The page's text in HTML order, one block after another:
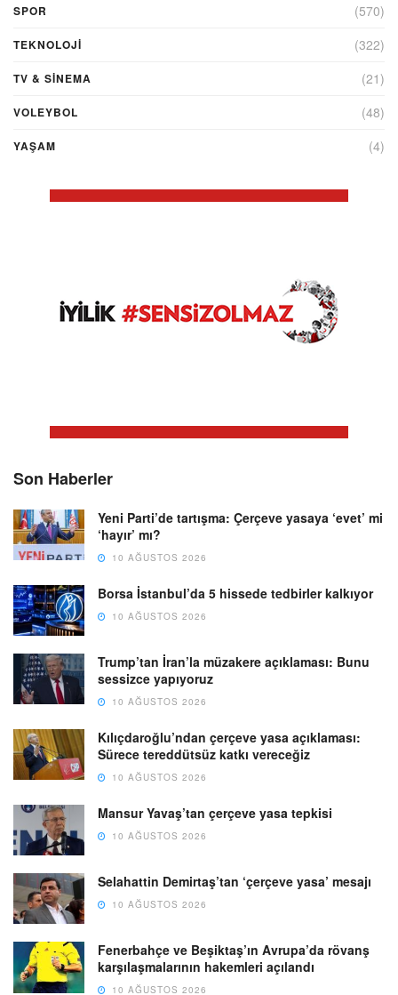
SPOR (570)
TEKNOLOJİ (322)
TV & SINEMA (21)
VOLEYBOL (48)
YAŞAM (4)
Son Haberler
Yeni Parti’de tartışma: Çerçeve yasaya ‘evet’ mi
‘hayır’ mı?
10 AĞUSTOS 2026
Borsa İstanbul’da 5 hissede tedbirler kalkıyor
10 AĞUSTOS 2026
Trump’tan İran’la müzakere açıklaması: Bunu
sessizce yapıyoruz
10 AĞUSTOS 2026
Kılıçdaroğlu’ndan çerçeve yasa açıklaması:
Sürece tereddütsüz katkı vereceğiz
10 AĞUSTOS 2026
Mansur Yavaş’tan çerçeve yasa tepkisi
10 AĞUSTOS 2026
Selahattin Demirtaş’tan ‘çerçeve yasa’ mesajı
10 AĞUSTOS 2026
Fenerbahçe ve Beşiktaş’ın Avrupa’da rövanş
karşılaşmalarının hakemleri açılandı
10 AĞUSTOS 2026